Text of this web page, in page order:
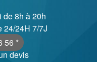
de 8h à 20h
24/24H 7/7J
56 *
devis